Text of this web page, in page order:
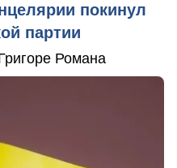
покинул
партии
Романа